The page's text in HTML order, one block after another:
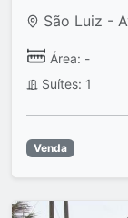
São Luiz -
Área: -
Suítes: 1
Venda